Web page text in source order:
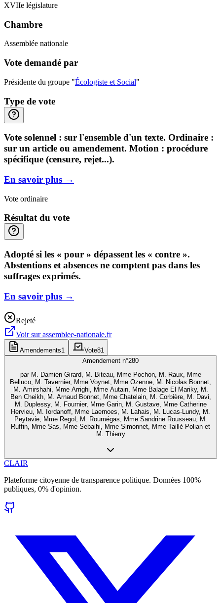
XVIIe législature
Chambre
Assemblée nationale
Vote demandé par
Présidente du groupe "Écologiste et Social"
Type de vote
Vote solennel : sur l'ensemble d'un texte. Ordinaire :
sur un article ou amendement. Motion : procédure
spécifique (censure, rejet...).
En savoir plus →
Vote ordinaire
Résultat du vote
Adopté si les « pour » dépassent les « contre ».
Abstentions et absences ne comptent pas dans les
suffrages exprimés.
En savoir plus →
Rejeté
Voir surassemblee-nationale.fr
Amendements1 Vote81
Amendement n°280
par M. Damien Girard, M. Biteau, Mme Pochon, M. Raux, Mme
Belluco, M. Tavernier, Mme Voynet, Mme Ozenne, M. Nicolas Bonnet,
M. Amirshahi, Mme Arrighi, Mme Autain, Mme Balage El Mariky, M.
Ben Cheikh, M. Arnaud Bonnet, Mme Chatelain, M. Corbière, M. Davi,
M. Duplessy, M. Fournier, Mme Garin, M. Gustave, Mme Catherine
Hervieu, M. Iordanoff, Mme Laernoes, M. Lahais, M. Lucas-Lundy, M.
Peytavie, Mme Regol, M. Roumégas, Mme Sandrine Rousseau, M.
Ruffin, Mme Sas, Mme Sebaihi, Mme Simonnet, Mme Taillé-Polian et
M. Thierry
CLAIR
Plateforme citoyenne de transparence politique. Données 100%
publiques, 0% d'opinion.